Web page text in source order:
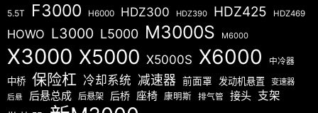
5.5T F3000 H6000 HDZ300 HDZ390 HDZ425 HDZ469
HOWO L3000 L5000 M3000S M6000
X3000 X5000 X5000S X6000 中冷器
中桥 保险杠 冷却系统 减速器 前面罩 发动机悬置 变速器
后悬 后悬总成 后悬架 后桥 座椅 康明斯 排气管 接头 支架